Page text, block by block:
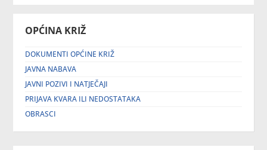
OPĆINA KRIŽ
DOKUMENTI OPĆINE KRIŽ
JAVNA NABAVA
JAVNI POZIVI I NATJEČAJI
PRIJAVA KVARA ILI NEDOSTATAKA
OBRASCI